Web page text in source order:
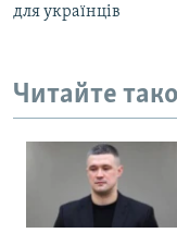
для українців
Читайте